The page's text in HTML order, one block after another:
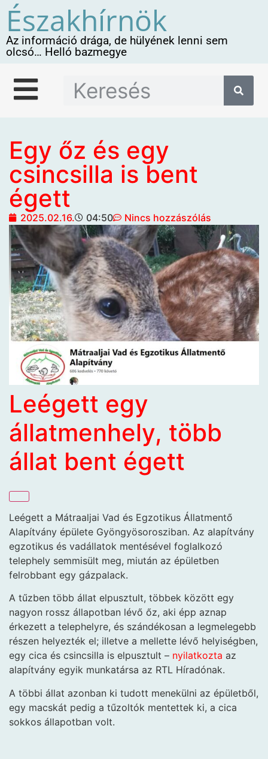
Északhírnök
Az információ drága, de hülyének lenni sem
olcsó… Helló bazmegye
Egy őz és egy
csincsilla is bent
égett
2025.02.16. 04:50 Nincs hozzászólás
Leégett egy
állatmenhely, több
állat bent égett
Leégett a Mátraaljai Vad és Egzotikus Állatmentő
Alapítvány épülete Gyöngyösorosziban. Az alapítvány
egzotikus és vadállatok mentésével foglalkozó
telephely semmisült meg, miután az épületben
felrobbant egy gázpalack.
A tűzben több állat elpusztult, többek között egy
nagyon rossz állapotban lévő őz, aki épp aznap
érkezett a telephelyre, és szándékosan a legmelegebb
részen helyezték el; illetve a mellette lévő helyiségben,
egy cica és csincsilla is elpusztult – nyilatkozta az
alapítvány egyik munkatársa az RTL Híradónak.
A többi állat azonban ki tudott menekülni az épületből,
egy macskát pedig a tűzoltók mentettek ki, a cica
sokkos állapotban volt.